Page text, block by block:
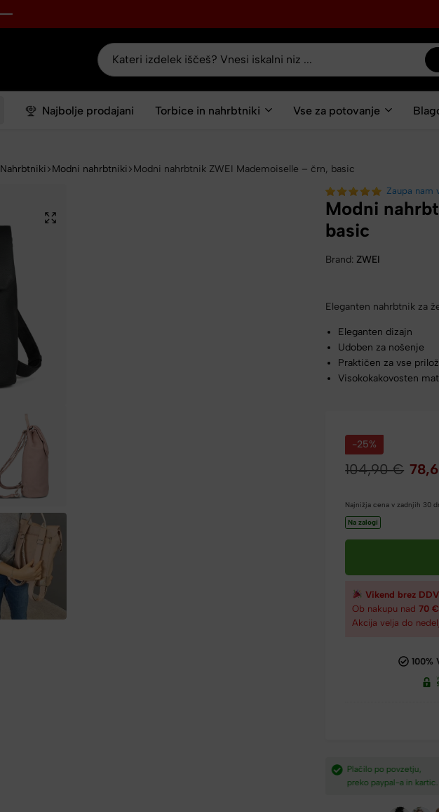
Najbolje prodajani Torbice in nahrbtniki Vse za potovanje
Nahrbtniki Modni nahrbtniki Modni nahrbtnik ZWEI Mademoiselle – črn, basic
Zaupa
Modni
basic
Brand: ZWEI
Eleganten nahrbtnik za
Eleganten dizajn
Udoben za nošenje
Praktičen za vse
Visokokakovosten
-25%
104,90€
Najnižja cena v zadnjih 30
Na zalogi
Vikend brez DDV
Ob nakupu nad70 €
Akcija velja do
100%
Hitra dostava iz
v 2-4 dneh.​